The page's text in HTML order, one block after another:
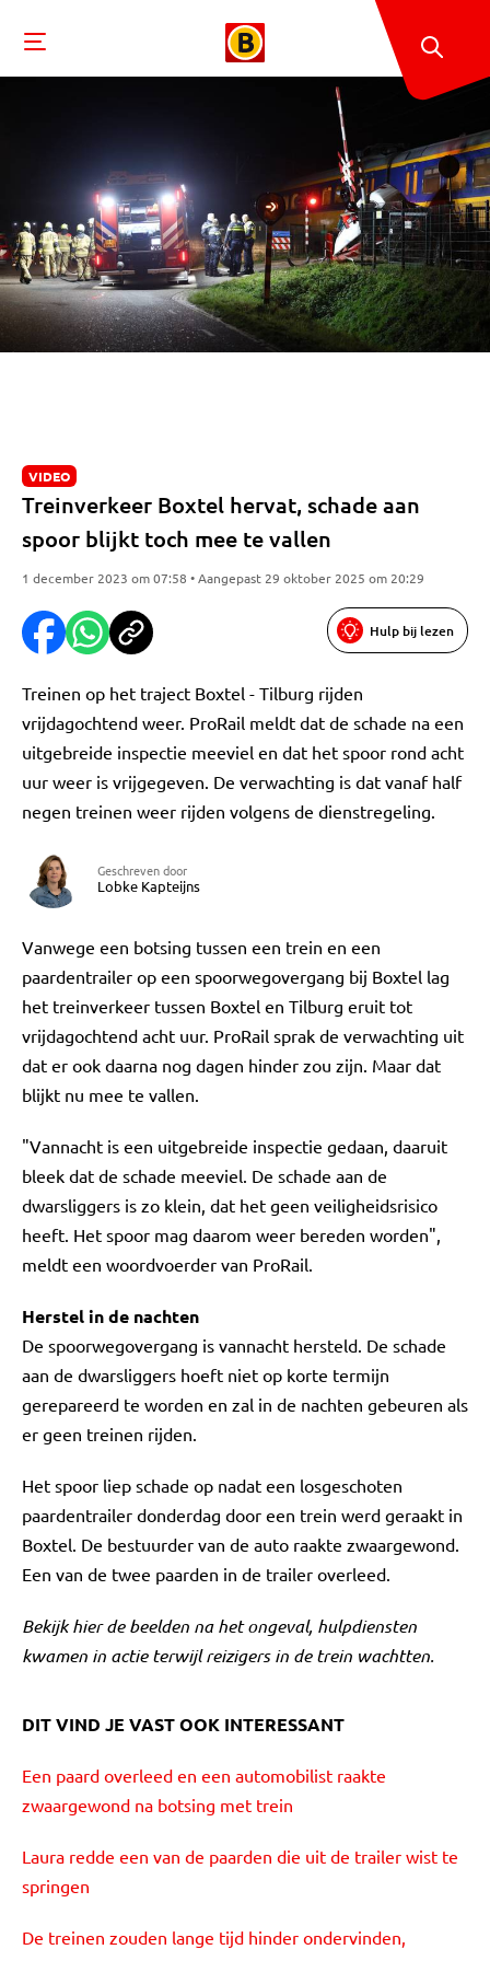
VIDEO
Treinverkeer Boxtel hervat, schade aan
spoor blijkt toch mee te vallen
1 december 2023 om 07:58 • Aangepast 29 oktober 2025 om 20:29
Hulp bij lezen
Treinen op het traject Boxtel - Tilburg rijden
vrijdagochtend weer. ProRail meldt dat de schade na een
uitgebreide inspectie meeviel en dat het spoor rond acht
uur weer is vrijgegeven. De verwachting is dat vanaf half
negen treinen weer rijden volgens de dienstregeling.
Geschreven door
Lobke Kapteijns
Vanwege een botsing tussen een trein en een
paardentrailer op een spoorwegovergang bij Boxtel lag
het treinverkeer tussen Boxtel en Tilburg eruit tot
vrijdagochtend acht uur. ProRail sprak de verwachting uit
dat er ook daarna nog dagen hinder zou zijn. Maar dat
blijkt nu mee te vallen.
"Vannacht is een uitgebreide inspectie gedaan, daaruit
bleek dat de schade meeviel. De schade aan de
dwarsliggers is zo klein, dat het geen veiligheidsrisico
heeft. Het spoor mag daarom weer bereden worden",
meldt een woordvoerder van ProRail.
Herstel in de nachten
De spoorwegovergang is vannacht hersteld. De schade
aan de dwarsliggers hoeft niet op korte termijn
gerepareerd te worden en zal in de nachten gebeuren als
er geen treinen rijden.
Het spoor liep schade op nadat een losgeschoten
paardentrailer donderdag door een trein werd geraakt in
Boxtel. De bestuurder van de auto raakte zwaargewond.
Een van de twee paarden in de trailer overleed.
Bekijk hier de beelden na het ongeval, hulpdiensten
kwamen in actie terwijl reizigers in de trein wachtten.
DIT VIND JE VAST OOK INTERESSANT
Een paard overleed en een automobilist raakte
zwaargewond na botsing met trein
Laura redde een van de paarden die uit de trailer wist te
springen
De treinen zouden lange tijd hinder ondervinden,